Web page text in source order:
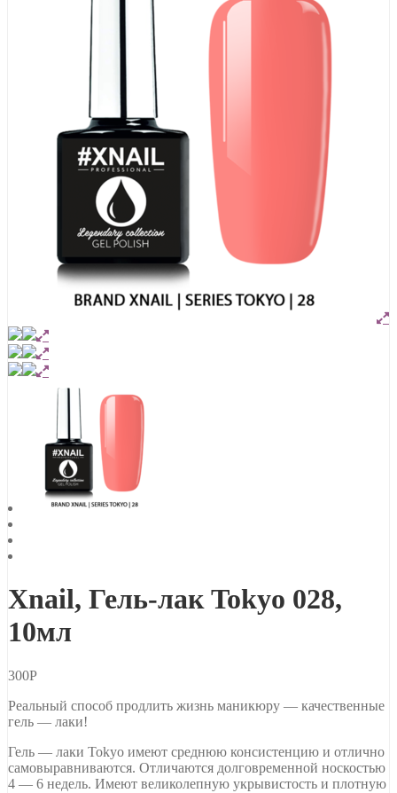
Xnail, Гель-лак Tokyo 028,
10мл
300Р
Реальный способ продлить жизнь маникюру — качественные
гель — лаки!
Гель — лаки Tokyo имеют среднюю консистенцию и отлично
самовыравниваются. Отличаются долговременной носкостью
4 — 6 недель. Имеют великолепную укрывистость и плотную